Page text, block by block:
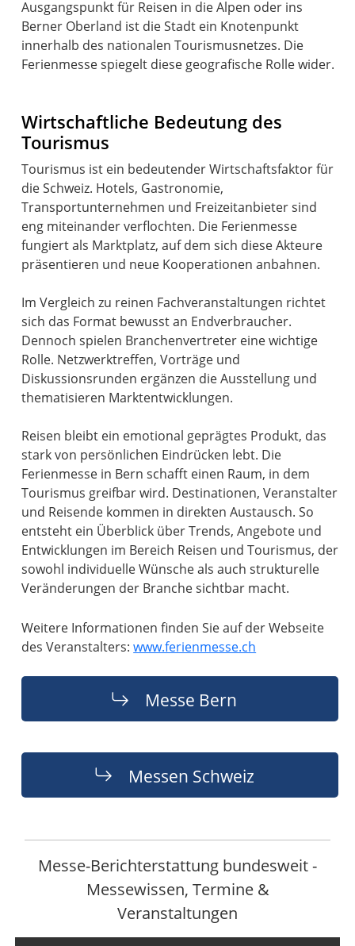
Ausgangspunkt für Reisen in die Alpen oder ins
Berner Oberland ist die Stadt ein Knotenpunkt
innerhalb des nationalen Tourismusnetzes. Die
Ferienmesse spiegelt diese geografische Rolle wider.
Wirtschaftliche Bedeutung des
Tourismus
Tourismus ist ein bedeutender Wirtschaftsfaktor für
die Schweiz. Hotels, Gastronomie,
Transportunternehmen und Freizeitanbieter sind
eng miteinander verflochten. Die Ferienmesse
fungiert als Marktplatz, auf dem sich diese Akteure
präsentieren und neue Kooperationen anbahnen.
Im Vergleich zu reinen Fachveranstaltungen richtet
sich das Format bewusst an Endverbraucher.
Dennoch spielen Branchenvertreter eine wichtige
Rolle. Netzwerktreffen, Vorträge und
Diskussionsrunden ergänzen die Ausstellung und
thematisieren Marktentwicklungen.
Reisen bleibt ein emotional geprägtes Produkt, das
stark von persönlichen Eindrücken lebt. Die
Ferienmesse in Bern schafft einen Raum, in dem
Tourismus greifbar wird. Destinationen, Veranstalter
und Reisende kommen in direkten Austausch. So
entsteht ein Überblick über Trends, Angebote und
Entwicklungen im Bereich Reisen und Tourismus, der
sowohl individuelle Wünsche als auch strukturelle
Veränderungen der Branche sichtbar macht.
Weitere Informationen finden Sie auf der Webseite
des Veranstalters:www.ferienmesse.ch
Messe Bern
Messen Schweiz
Messe-Berichterstattung bundesweit -
Messewissen, Termine &
Veranstaltungen